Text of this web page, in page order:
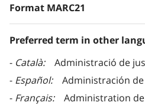
Format MARC21
Preferred term in other
Català
Administració de
Español
Administración
Français
Administration